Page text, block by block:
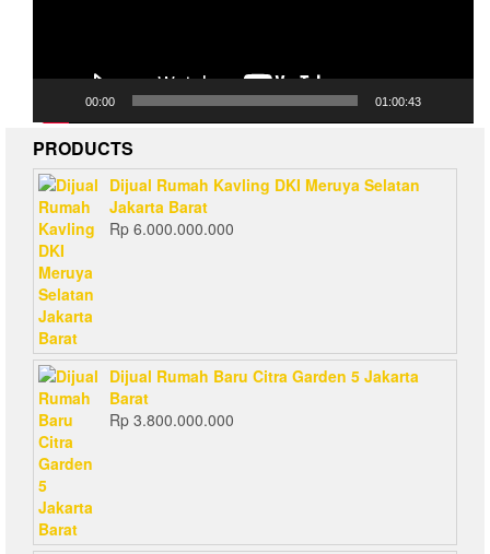
00:00 01:00:43
PRODUCTS
Dijual Rumah Kavling DKI Meruya Selatan
Jakarta Barat
Rp 6.000.000.000
Dijual Rumah Baru Citra Garden 5 Jakarta
Barat
Rp 3.800.000.000